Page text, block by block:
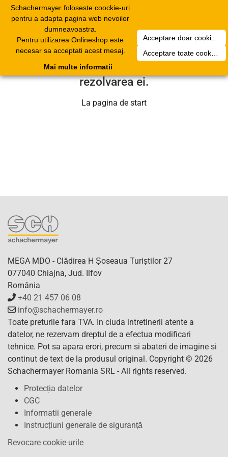
Schachermayer foloseste coockie-uri
pentru a adapta pagina web nevoilor
dumneavoastra.
Pentru utilizarea Onlineshop este
necesar sa acceptati acest mesaj.
Acceptare doar cookierurile necesare
Acceptare toate cookieurilor
Mai multe informatii
navigation
Din pacate a aparut o problema
tehnica. Echipa noastra se va ocupa de
rezolvarea ei.
La pagina de start
MEGA MDO - Clădirea H Șoseaua Turiștilor 27
077040 Chiajna, Jud. Ilfov
România
+40 21 457 06 08
info@schachermayer.ro
Toate preturile fara TVA. In ciuda intretinerii atente a
datelor, ne rezervam dreptul de a efectua modificari
tehnice. Pot sa apara erori, precum si abateri de imagine si
continut de text de la produsul original. Copyright © 2026
Schachermayer Romania SRL - All rights reserved.
Protecția datelor
CGC
Informatii generale
Instrucțiuni generale de siguranță
Revocare cookie-urile